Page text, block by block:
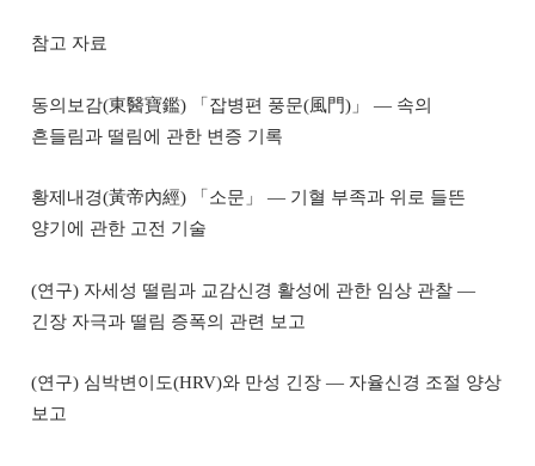
참고 자료
동의보감(東醫寶鑑) 「잡병편 풍문(風門)」 — 속의
흔들림과 떨림에 관한 변증 기록
황제내경(黃帝內經) 「소문」 — 기혈 부족과 위로 들뜬
양기에 관한 고전 기술
(연구) 자세성 떨림과 교감신경 활성에 관한 임상 관찰 —
긴장 자극과 떨림 증폭의 관련 보고
(연구) 심박변이도(HRV)와 만성 긴장 — 자율신경 조절 양상
보고